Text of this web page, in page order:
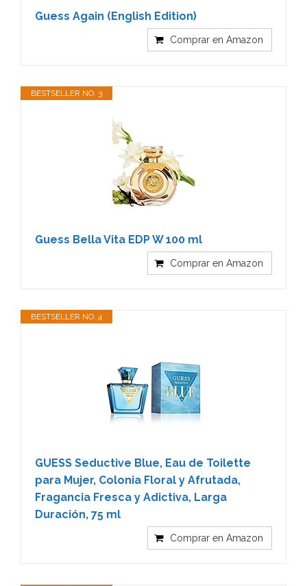
Guess Again (English Edition)
Comprar en Amazon
BESTSELLER NO. 3
Guess Bella Vita EDP W 100 ml
Comprar en Amazon
BESTSELLER NO. 4
GUESS Seductive Blue, Eau de Toilette
para Mujer, Colonia Floral y Afrutada,
Fragancia Fresca y Adictiva, Larga
Duración, 75 ml
Comprar en Amazon